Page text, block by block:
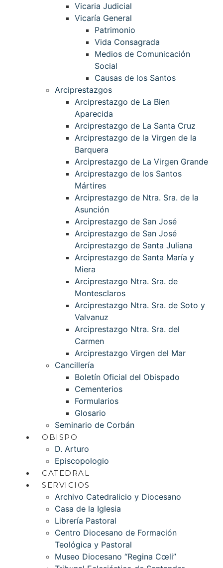
Vicaria Judicial
Vicaría General
Patrimonio
Vida Consagrada
Medios de Comunicación
Social
Causas de los Santos
Arciprestazgos
Arciprestazgo de La Bien
Aparecida
Arciprestazgo de La Santa Cruz
Arciprestazgo de la Virgen de la
Barquera
Arciprestazgo de La Virgen Grande
Arciprestazgo de los Santos
Mártires
Arciprestazgo de Ntra. Sra. de la
Asunción
Arciprestazgo de San José
Arciprestazgo de San José
Arciprestazgo de Santa Juliana
Arciprestazgo de Santa María y
Miera
Arciprestazgo Ntra. Sra. de
Montesclaros
Arciprestazgo Ntra. Sra. de Soto y
Valvanuz
Arciprestazgo Ntra. Sra. del
Carmen
Arciprestazgo Virgen del Mar
Cancillería
Boletín Oficial del Obispado
Cementerios
Formularios
Glosario
Seminario de Corbán
OBISPO
D. Arturo
Episcopologio
CATEDRAL
SERVICIOS
Archivo Catedralicio y Diocesano
Casa de la Iglesia
Librería Pastoral
Centro Diocesano de Formación
Teológica y Pastoral
Museo Diocesano “Regina Cœli”